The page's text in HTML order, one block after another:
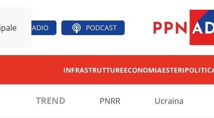
RADIO PODCAST
INFRASTRUTTUREECONOMIAESTERI
TREND PNRR Ucraina